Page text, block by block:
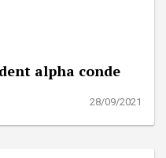
alpha conde
28/09/2021